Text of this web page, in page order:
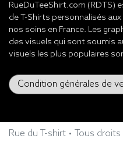
RueDuTeeShirt.com (RDTS)
de T-Shirts personnalisés
nos soins en France. Les
des visuels qui sont soumis
visuels les plus populaires
Rue du T-shirt • Tous